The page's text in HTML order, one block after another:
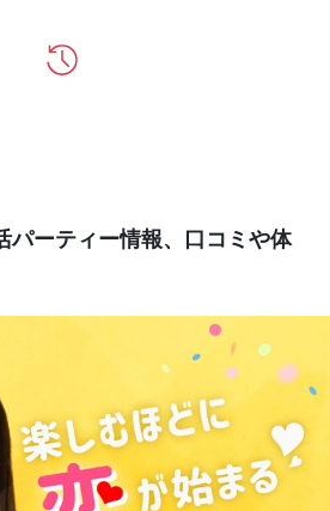
パーティー情報、口コミや体